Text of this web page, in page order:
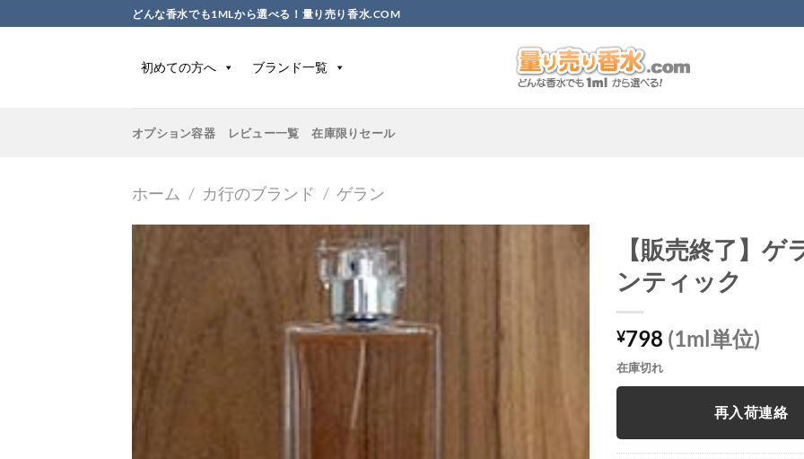
to
どんな香水でも1MLから選べる！量り売り香水.COM
初めての方へ ブランド一覧
オプション容器 レビュー一覧 在庫限りセール
ホーム / カ行のブランド / ゲラン
【販売終了】
ンティック
¥798 (1ml単位)
在庫切れ
再入荷連絡